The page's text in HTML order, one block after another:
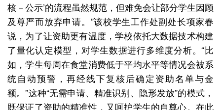
核－公示’的流程虽然规范，但难免会让部分学生因顾
及尊严而放弃申请。”该校学生工作处副处长项家春
说，为了让资助更有温度，学校依托大数据技术构建
了量化认定模型，对学生数据进行多维度分析。“比
如，学生每周在食堂消费低于平均水平等情况会被系
统自动预警，再经线下复核后确定资助名单与金
额。”这种“无需申请、精准识别、隐形发放”的模式，
既保证了资助的精准性，又呵护学生的自尊心。在此